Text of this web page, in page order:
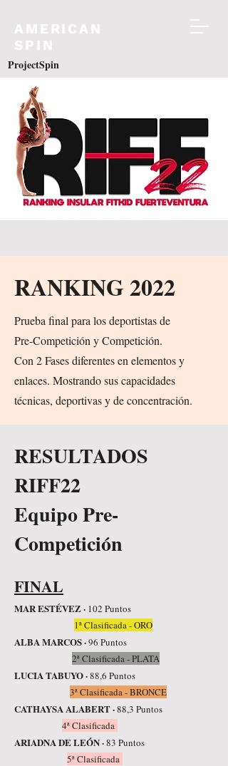
AMERICAN
SPIN
ProjectSpin
RANKING 2022
Prueba final para los deportistas de
Pre-Competición y Competición.
Con 2 Fases diferentes en elementos y
enlaces. Mostrando sus capacidades
técnicas, deportivas y de concentración.
RESULTADOS
RIFF22
Equipo Pre-
Competición
FINAL
MAR ESTÉVEZ · 102 Puntos
1ª Clasificada - ORO
ALBA MARCOS ·96 Puntos
2ª Clasificada - PLATA
LUCIA TABUYO ·88,6 Puntos
3ª Clasificada - BRONCE
CATHAYSA ALABERT ·88,3 Puntos
4ª Clasificada
ARIADNA DE LEÓN ·83 Puntos
5ª Clasificada